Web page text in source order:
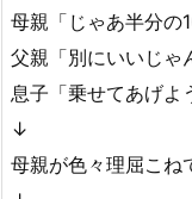
母親「じゃあ半分の
父親「別にいいじゃ
息子「乗せてあげよ
↓
母親が色々理屈こね